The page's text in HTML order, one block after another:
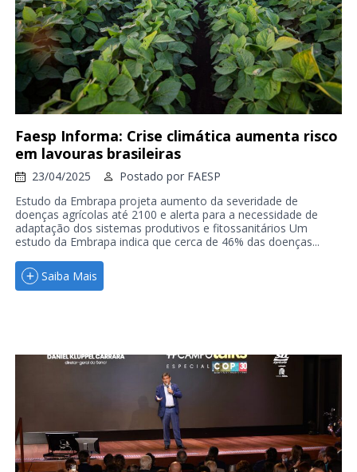
Faesp Informa: Crise climática aumenta risco
em lavouras brasileiras
23/04/2025 Postado por FAESP
Estudo da Embrapa projeta aumento da severidade de
doenças agrícolas até 2100 e alerta para a necessidade de
adaptação dos sistemas produtivos e fitossanitários Um
estudo da Embrapa indica que cerca de 46% das doenças...
Saiba Mais